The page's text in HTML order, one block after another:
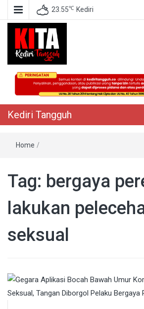
23.55℃ Kediri
Kediri
Berita Akurat Terpercaya
Kediri Tangguh
Home /
Tag: bergaya
lakukan
seksual